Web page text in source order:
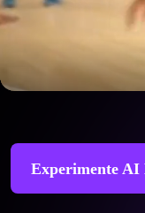
Experimente AI